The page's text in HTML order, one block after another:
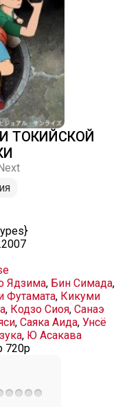
ТОКИЙСКОЙ
Ядзима, Бин Симада,
Футамата, Кикуми
, Кодзо Сиоя, Санаэ
, Саяка Аида, Унсё
, Ю Асакава
720p